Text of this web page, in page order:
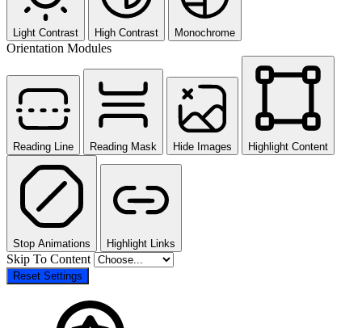
Light Contrast High Contrast Monochrome
Orientation Modules
Reading Line Reading Mask Hide Images Highlight Content
Stop Animations Highlight Links
Skip To Content
Reset Settings